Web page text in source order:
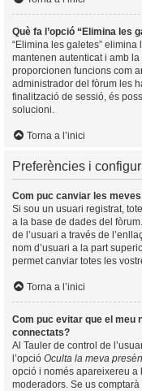
Què fa l’opció “Elimina les
“Elimina les galetes”
mantenen autenticat i amb
proporcionen funcions com
administrador del fòrum les
finalització de sessió, és
solucioni.
Torna a l’inici
Preferències i
Com puc canviar les
Si sou un usuari registrat,
a la base de dades del
de l’usuari a través de
nom d’usuari a la part
permet canviar totes les
Torna a l’inici
Com puc evitar que el meu
connectats?
Al Tauler de control de
l’opció Oculta la meva
opció i només apareixereu a
moderadors. Se us comptarà